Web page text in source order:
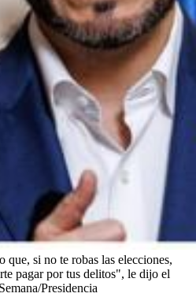
que, si no te robas las elecciones,
pagar por tus delitos", le dijo el
Semana/Presidencia